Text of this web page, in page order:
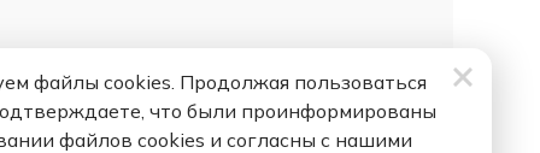
файлы cookies. Продолжая пользоваться
что были проинформированы
файлов cookies и согласны с нашими